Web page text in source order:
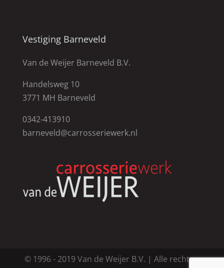
Vestiging Barneveld
Van de Weijer Barneveld B.V.
Handelsweg 10
3771 MH Barneveld
0342-413910
barneveld@carrosseriewerk.nl
© 1996 - 2019 Van de Weijer B.V. | Alle rechten